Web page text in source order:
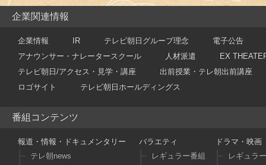
企業関連情報
企業情報 IR テレビ朝日グループ理念
電子公告
アナウンサー・ナレータースクール
人材派遣
EX
テレビ朝日/アクセス・見学・講座
出前授業・テレ朝出前講座
ロゴサイト
テレビ朝日ホールディングス
番組コンテンツ
報道・情報・ドキュメンタリー
テレ朝news
バラエティ
レギュラー番組
ドラマ・映画
レギュラ